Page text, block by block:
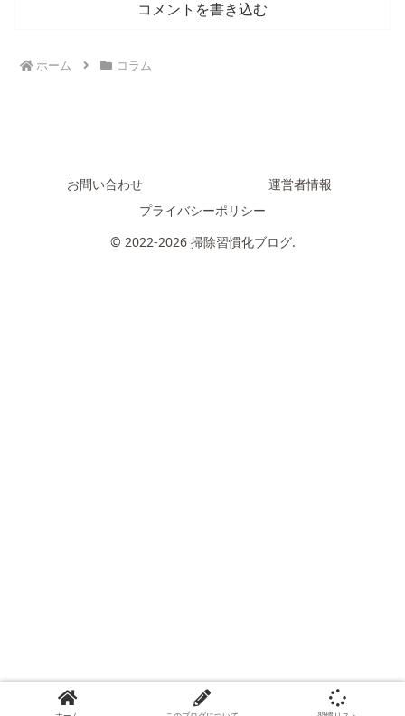
コメントを書き込む
ホーム コラム
お問い合わせ
運営者情報
プライバシーポリシー
© 2022-2026 掃除習慣化ブログ.